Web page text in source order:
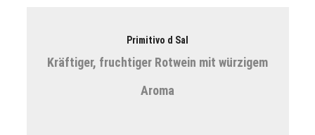
Primitivo d Sal
Kräftiger, fruchtiger Rotwein mit würzigem
Aroma